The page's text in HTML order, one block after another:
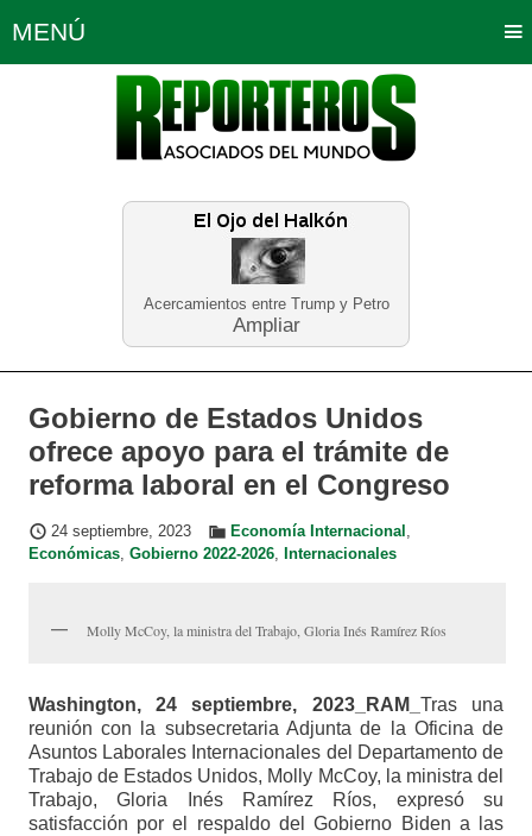
Acercamientos entre Trump y Petro
Ampliar
MENÚ
Política Opinión Bogotá
Planeta Tierra Deportes
Educación Neira
Gobierno de Estados Unidos
ofrece apoyo para el trámite de
reforma laboral en el Congreso
24 septiembre, 2023 Economía Internacional ,
Económicas, Gobierno 2022-2026, Internacionales
Molly McCoy, la ministra del Trabajo, Gloria Inés Ramírez Ríos
Washington, 24 septiembre, 2023_RAM_ Tras una
reunión con la subsecretaria Adjunta de la Oficina de
Asuntos Laborales Internacionales del Departamento de
Trabajo de Estados Unidos, Molly McCoy, la ministra del
Trabajo, Gloria Inés Ramírez Ríos, expresó su
satisfacción por el respaldo del Gobierno Biden a las